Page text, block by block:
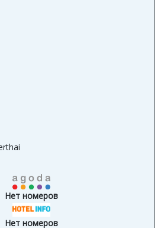
Нет номеров